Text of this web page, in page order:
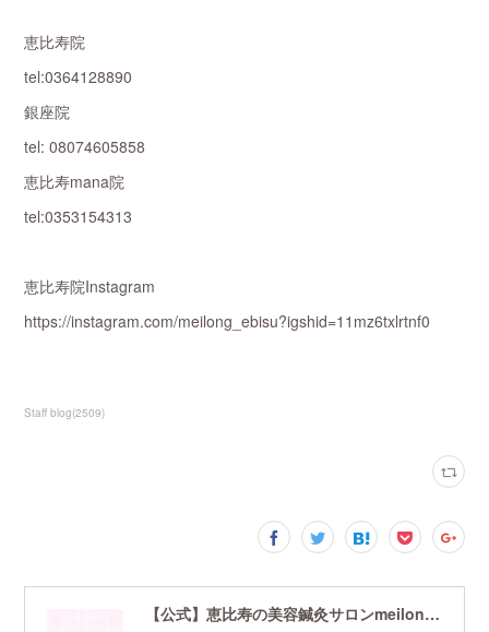
恵比寿院
tel:0364128890
銀座院
tel: 08074605858
恵比寿mana院
tel:0353154313
恵比寿院Instagram
https://instagram.com/meilong_ebisu?igshid=11mz6txlrtnf0
Staff blog(2509)
【公式】恵比寿の美容鍼灸サロンmeilong｜ツボを押さえた針・お灸の治療で美容と健康を叶えます